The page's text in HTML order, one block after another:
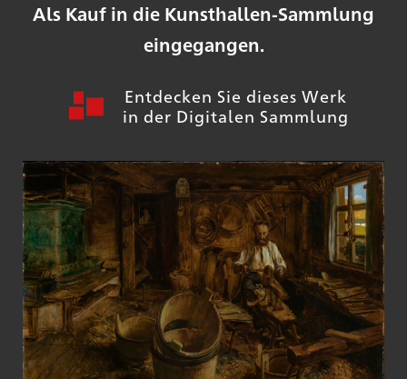
Als Kauf in die Kunsthallen-Sammlung
eingegangen.
Entdecken Sie dieses Werk
in der Digitalen Sammlung